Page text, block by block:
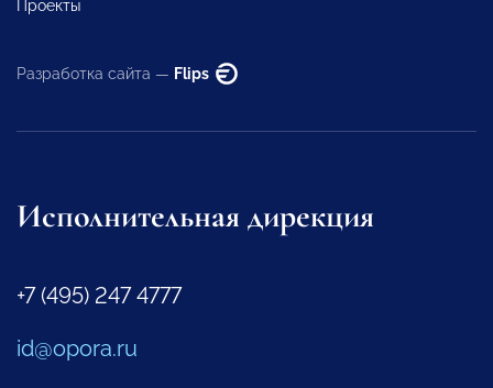
Проекты
Разработка сайта — Flips
Исполнительная дирекция
+7 (495) 247 4777
id@opora.ru